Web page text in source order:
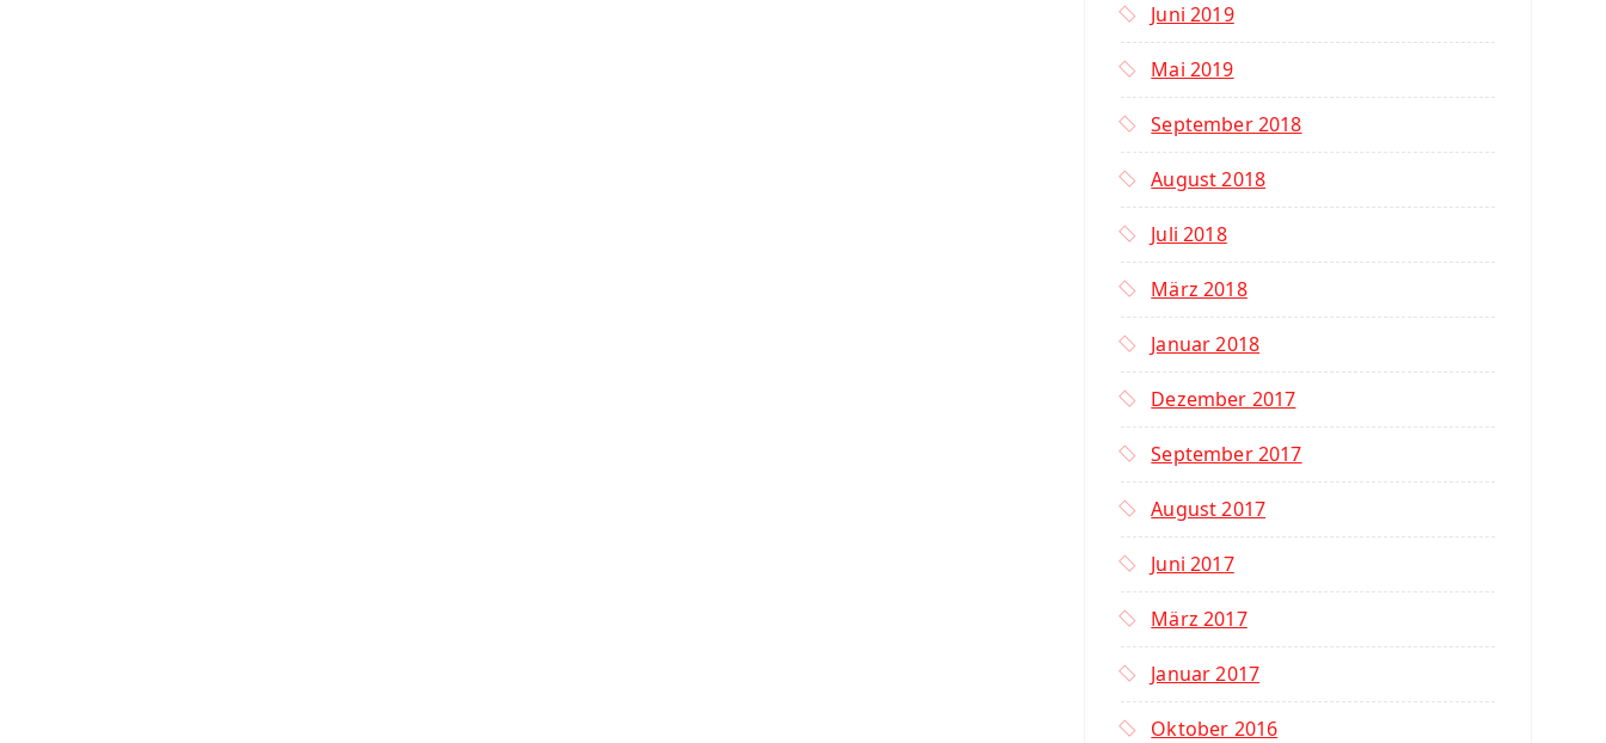
Juni 2019
Mai 2019
September 2018
August 2018
Juli 2018
März 2018
Januar 2018
Dezember 2017
September 2017
August 2017
Juni 2017
März 2017
Januar 2017
Oktober 2016